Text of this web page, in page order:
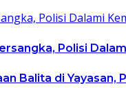
Polisi
Balita di Yayasan,